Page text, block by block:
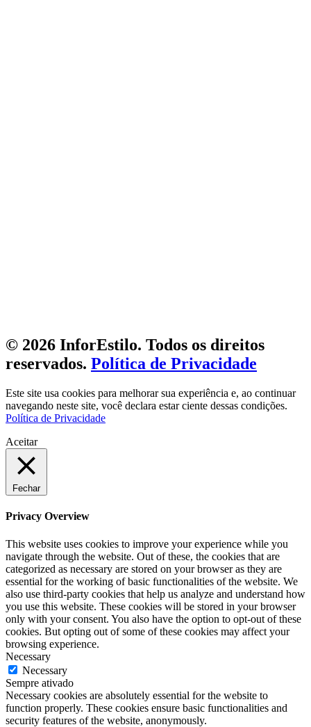
© 2026 InforEstilo. Todos os direitos
reservados. Política de Privacidade
Este site usa cookies para melhorar sua experiência e, ao continuar
navegando neste site, você declara estar ciente dessas condições.
Política de Privacidade
Aceitar
Fechar
Privacy Overview
This website uses cookies to improve your experience while you
navigate through the website. Out of these, the cookies that are
categorized as necessary are stored on your browser as they are
essential for the working of basic functionalities of the website. We
also use third-party cookies that help us analyze and understand how
you use this website. These cookies will be stored in your browser
only with your consent. You also have the option to opt-out of these
cookies. But opting out of some of these cookies may affect your
browsing experience.
Necessary
Necessary
Sempre ativado
Necessary cookies are absolutely essential for the website to
function properly. These cookies ensure basic functionalities and
security features of the website, anonymously.